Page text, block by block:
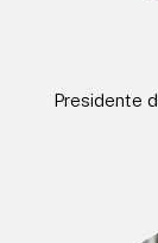
Presidente